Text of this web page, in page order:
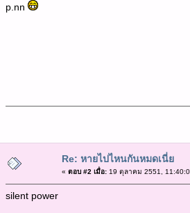
p.nn
Re: หายไปไหนกันหมดเนี่ย
« ตอบ #2 เมื่อ:19 ตุลาคม 2551,
silent power